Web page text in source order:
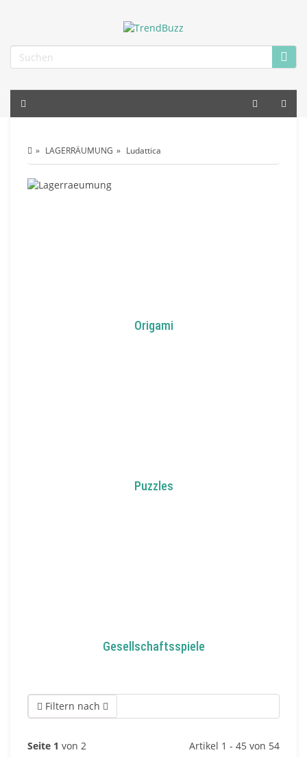
LAGERRÄUMUNG Ludattica
Origami
Puzzles
Gesellschaftsspiele
Filtern nach
Seite 1 von 2 Artikel 1 - 45 von 54